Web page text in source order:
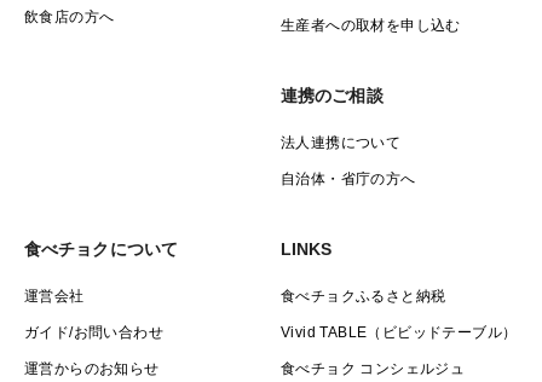
飲食店の方へ 生産者への取材を申し込む
連携のご相談
法人連携について
自治体・省庁の方へ
食べチョクについて
運営会社
ガイド/お問い合わせ
運営からのお知らせ
LINKS
食べチョクふるさと納税
Vivid TABLE（ビビッドテーブル）
食べチョク コンシェルジュ